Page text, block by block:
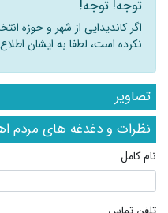
توجه! توجه!
اگر کاندیدایی از شهر و حوزه
نکرده است، لطفا به ایشان
تصاویر
نظرات و دغدغه های مردم
نام کامل